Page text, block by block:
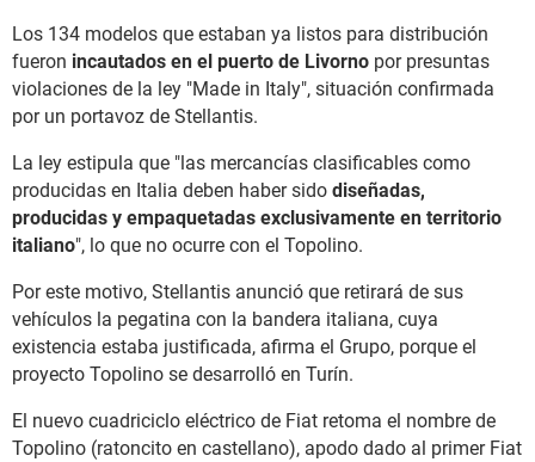
Los 134 modelos que estaban ya listos para distribución
fueron incautados en el puerto de Livorno por presuntas
violaciones de la ley "Made in Italy", situación confirmada
por un portavoz de Stellantis.
La ley estipula que "las mercancías clasificables como
producidas en Italia deben haber sido diseñadas,
producidas y empaquetadas exclusivamente en territorio
italiano", lo que no ocurre con el Topolino.
Por este motivo, Stellantis anunció que retirará de sus
vehículos la pegatina con la bandera italiana, cuya
existencia estaba justificada, afirma el Grupo, porque el
proyecto Topolino se desarrolló en Turín.
El nuevo cuadriciclo eléctrico de Fiat retoma el nombre de
Topolino (ratoncito en castellano), apodo dado al primer Fiat